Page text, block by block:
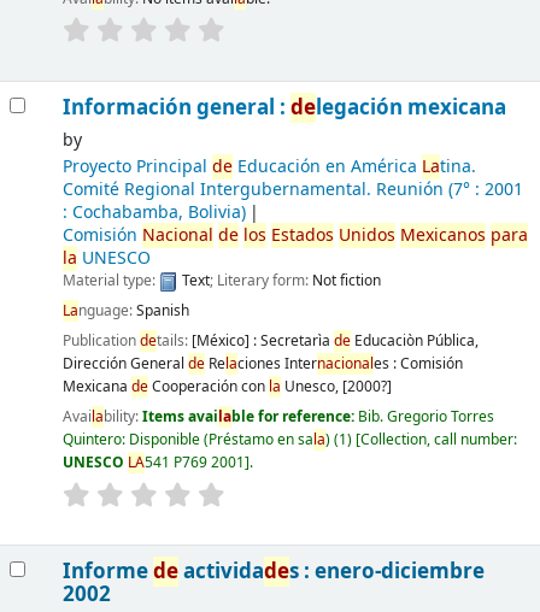
Información general : delegación mexicana
by
Proyecto Principal deEducación en América Latina.
Comité Regional Intergubernamental. Reunión (7° : 2001
: Cochabamba, Bolivia)
Comisión Nacional de los Estados Unidos Mexicanos para
la UNESCO
Material type: Text; Literary form: Not fiction
Language:Spanish
Publicationdetails: [México] :Secretarìa deEducaciòn Pública,
Dirección General deRelaciones Internacionales : Comisión
Mexicana deCooperación con la Unesco, [2000?]
Availability:Items available for reference: Bib. Gregorio Torres
Quintero: Disponible (Préstamo en sala)(1) Collection, call number:
UNESCO LA541 P769 2001 .
Informedeactividades : enero-diciembre
2002